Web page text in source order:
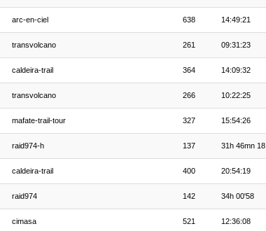
arc-en-ciel 638 14:49:21
transvolcano 261 09:31:23
caldeira-trail 364 14:09:32
transvolcano 266 10:22:25
mafate-trail-tour 327 15:54:26
raid974-h 137 31h 46mn 18
caldeira-trail 400 20:54:19
raid974 142 34h 00'58
cimasa 521 12:36:08